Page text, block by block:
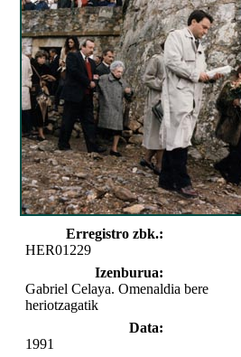
Erregistro zbk.:
HER01229
Izenburua:
Gabriel Celaya. Omenaldia bere
heriotzagatik
Data:
1991